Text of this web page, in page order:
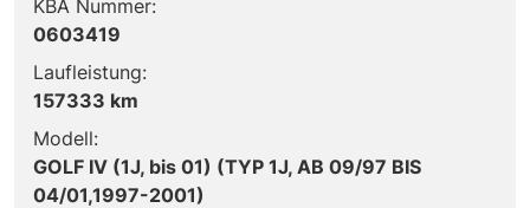
KBA Nummer:
0603419
Laufleistung:
157333 km
Modell:
GOLF IV (1J, bis 01) (TYP 1J, AB 09/97 BIS
04/01,1997-2001)